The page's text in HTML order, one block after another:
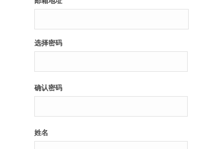
纪录片2 青年人不同活法
出彩2016
选择密码
确认密码
姓名